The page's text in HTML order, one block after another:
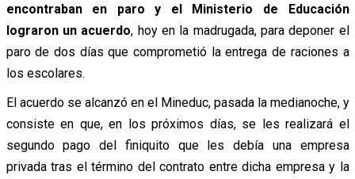
encontraban en paro y el Ministerio de Educación
lograron un acuerdo, hoy en la madrugada, para deponer el
paro de dos días que comprometió la entrega de raciones a
los escolares.
El acuerdo se alcanzó en el Mineduc, pasada la medianoche, y
consiste en que, en los próximos días, se les realizará el
segundo pago del finiquito que les debía una empresa
privada tras el término del contrato entre dicha empresa y la